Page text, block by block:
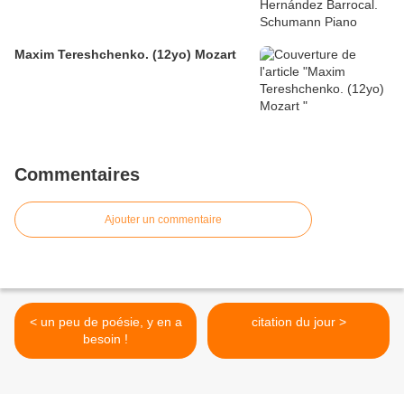
Maxim Tereshchenko. (12yo) Mozart
Commentaires
Ajouter un commentaire
< un peu de poésie, y en a
besoin !
citation du jour >